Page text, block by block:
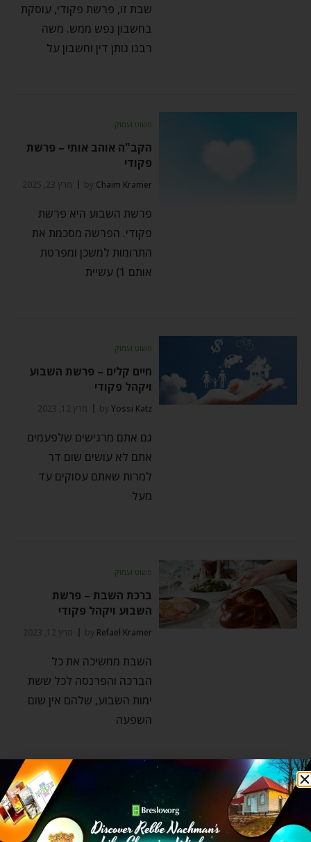
שבת זו, פרשת פקודי, עוסקת
בחשבון נפש ממש. משה
רבנו נותן דין וחשבון על
פשוט ועמוק
הקב"ה אוהב אותי – פרשת
פקודי
by Chaim Kramer מרץ 23, 2025
פרשת השבוע היא פרשת
פקודי. הפרשה מסכמת את
התרומות למשכן ומפרטת
אותם 1) עשיית
פשוט ועמוק
חיים קלים – פרשת השבוע
ויקהל פקודי
byYossi Katz מרץ 12, 2023
גם אתם מרגישים שלפעמים
אתם לא עושים שום דר
למרות שאתם עסוקים עד
מעל
פשוט ועמוק
ברכת השבת – פרשת
השבוע ויקהל פקודי
by Refael Kramer מרץ 12, 2023
השבת ממשיכה את כל
הברכה והפרנסה לכל ששת
ימות השבוע, שלהם אין שום
השפעה
המשכן – גילוי האלוקות
בארץ – פרשת השבוע